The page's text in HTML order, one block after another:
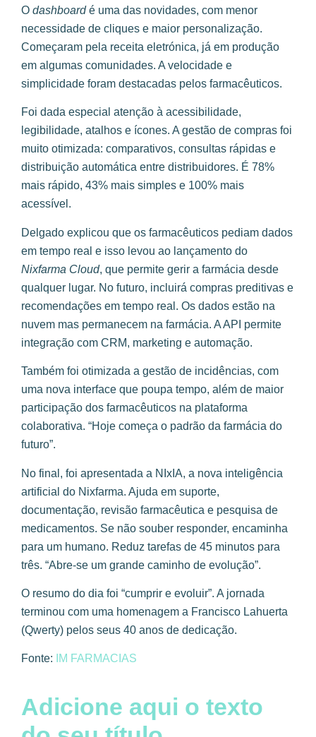
O dashboardé uma das novidades, com menor
necessidade de cliques e maior personalização.
Começaram pela receita eletrónica, já em produção
em algumas comunidades. A velocidade e
simplicidade foram destacadas pelos farmacêuticos.
Foi dada especial atenção à acessibilidade,
legibilidade, atalhos e ícones. A gestão de compras foi
muito otimizada: comparativos, consultas rápidas e
distribuição automática entre distribuidores. É 78%
mais rápido, 43% mais simples e 100% mais
acessível.
Delgado explicou que os farmacêuticos pediam dados
em tempo real e isso levou ao lançamento do
Nixfarma Cloud, que permite gerir a farmácia desde
qualquer lugar. No futuro, incluirá compras preditivas e
recomendações em tempo real. Os dados estão na
nuvem mas permanecem na farmácia. A API permite
integração com CRM, marketing e automação.
Também foi otimizada a gestão de incidências, com
uma nova interface que poupa tempo, além de maior
participação dos farmacêuticos na plataforma
colaborativa. “Hoje começa o padrão da farmácia do
futuro”.
No final, foi apresentada a NIxIA, a nova inteligência
artificial do Nixfarma. Ajuda em suporte,
documentação, revisão farmacêutica e pesquisa de
medicamentos. Se não souber responder, encaminha
para um humano. Reduz tarefas de 45 minutos para
três. “Abre-se um grande caminho de evolução”.
O resumo do dia foi “cumprir e evoluir”. A jornada
terminou com uma homenagem a Francisco Lahuerta
(Qwerty) pelos seus 40 anos de dedicação.
Fonte: IM FARMACIAS
Adicione aqui o texto